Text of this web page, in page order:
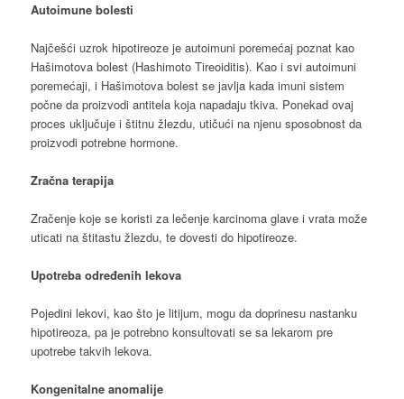
Autoimune bolesti
Najčešći uzrok hipotireoze je autoimuni poremećaj poznat kao
Hašimotova bolest (Hashimoto Tireoiditis). Kao i svi autoimuni
poremećaji, i Hašimotova bolest se javlja kada imuni sistem
počne da proizvodi antitela koja napadaju tkiva. Ponekad ovaj
proces uključuje i štitnu žlezdu, utičući na njenu sposobnost da
proizvodi potrebne hormone.
Zračna terapija
Zračenje koje se koristi za lečenje karcinoma glave i vrata može
uticati na štitastu žlezdu, te dovesti do hipotireoze.
Upotreba određenih lekova
Pojedini lekovi, kao što je litijum, mogu da doprinesu nastanku
hipotireoza, pa je potrebno konsultovati se sa lekarom pre
upotrebe takvih lekova.
Kongenitalne anomalije